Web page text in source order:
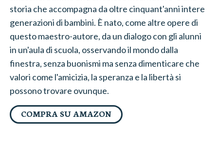
storia che accompagna da oltre cinquant'anni intere
generazioni di bambini. È nato, come altre opere di
questo maestro-autore, da un dialogo con gli alunni
in un'aula di scuola, osservando il mondo dalla
finestra, senza buonismi ma senza dimenticare che
valori come l'amicizia, la speranza e la libertà si
possono trovare ovunque.
COMPRA SU AMAZON